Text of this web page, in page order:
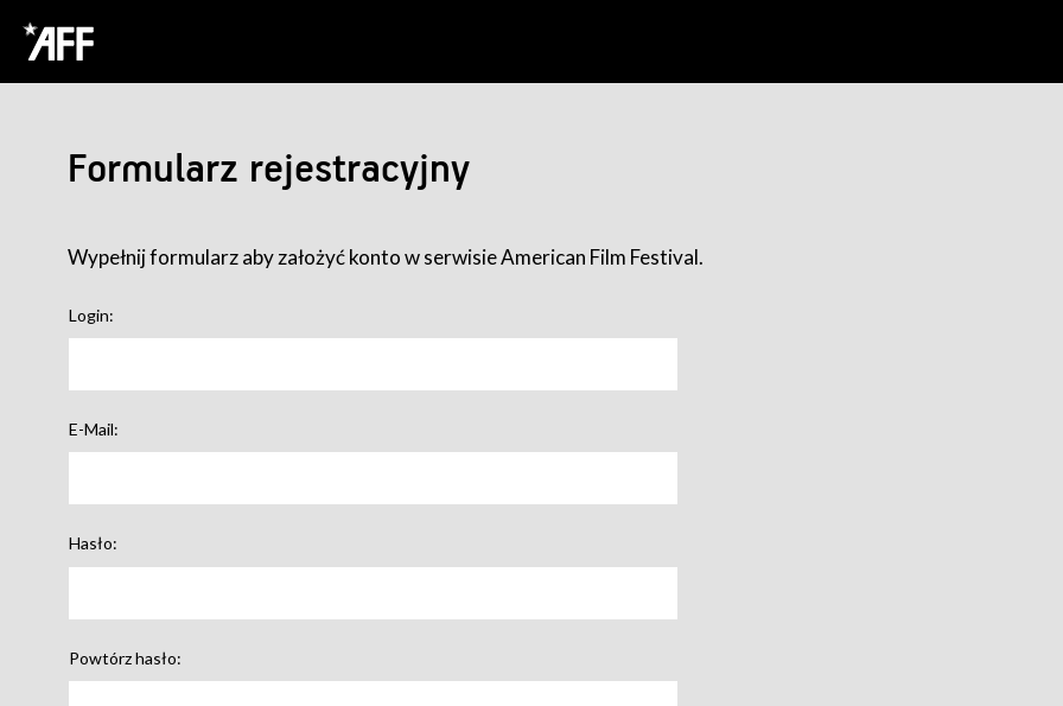
Formularz rejestracyjny
Wypełnij formularz aby założyć konto w serwisie American Film Festival.
Login:
E-Mail:
Hasło:
Powtórz hasło: